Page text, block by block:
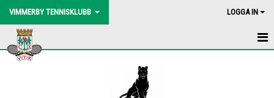
VIMMERBY TENNISKLUBB LOGGA IN
HEM